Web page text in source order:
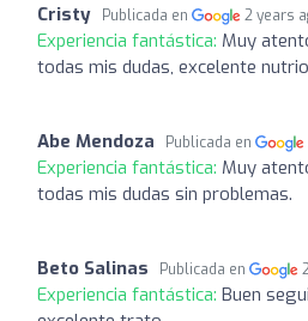
Cristy Publicada en 2 years
Experiencia fantástica: Muy
todas mis dudas, excelente
Abe Mendoza Publicada en
Experiencia fantástica: Muy
todas mis dudas sin problemas.
Beto Salinas Publicada en
Experiencia fantástica: Buen